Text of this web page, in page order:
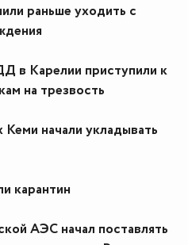
раньше уходить с
в Карелии приступили к
на трезвость
Кеми начали укладывать
карантин
АЭС начал поставлять